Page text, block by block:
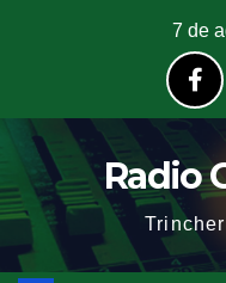
7 de
Radio